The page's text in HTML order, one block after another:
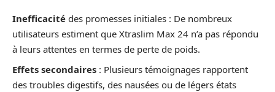
Inefficacité des promesses initiales : De nombreux
utilisateurs estiment que Xtraslim Max 24 n’a pas répondu
à leurs attentes en termes de perte de poids.
Effets secondaires : Plusieurs témoignages rapportent
des troubles digestifs, des nausées ou de légers états